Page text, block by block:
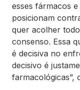
esses fármacos
posicionam
quer acolher
consenso. Essa
é decisiva no
decisivo é
farmacológicas”,